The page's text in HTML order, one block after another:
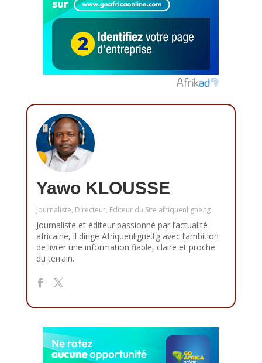
Yawo KLOUSSE
Journaliste, Directeur, Editeur du Site afriquenligne.tg
Journaliste et éditeur passionné par l’actualité
africaine, il dirige Afriquenligne.tg avec l’ambition
de livrer une information fiable, claire et proche
du terrain.